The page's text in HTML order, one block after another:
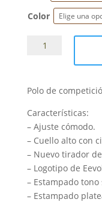
Color
Isha
niña
manga
corta
cantidad
Polo de
Características:
– Ajuste cómodo.
– Cuello alto con
– Nuevo tirador
– Logotipo de
– Estampado
– Estampado